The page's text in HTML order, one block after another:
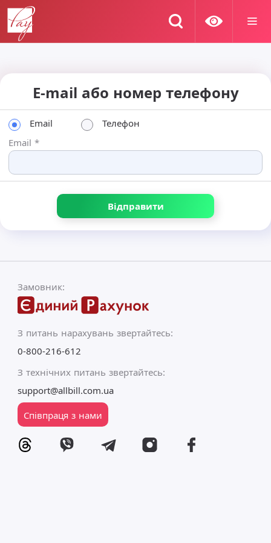
E-mail або номер телефону
Email
Телефон
Email *
Відправити
Замовник:
З питань нарахувань звертайтесь:
0-800-216-612
З технічних питань звертайтесь:
support@allbill.com.ua
Співпраця з нами